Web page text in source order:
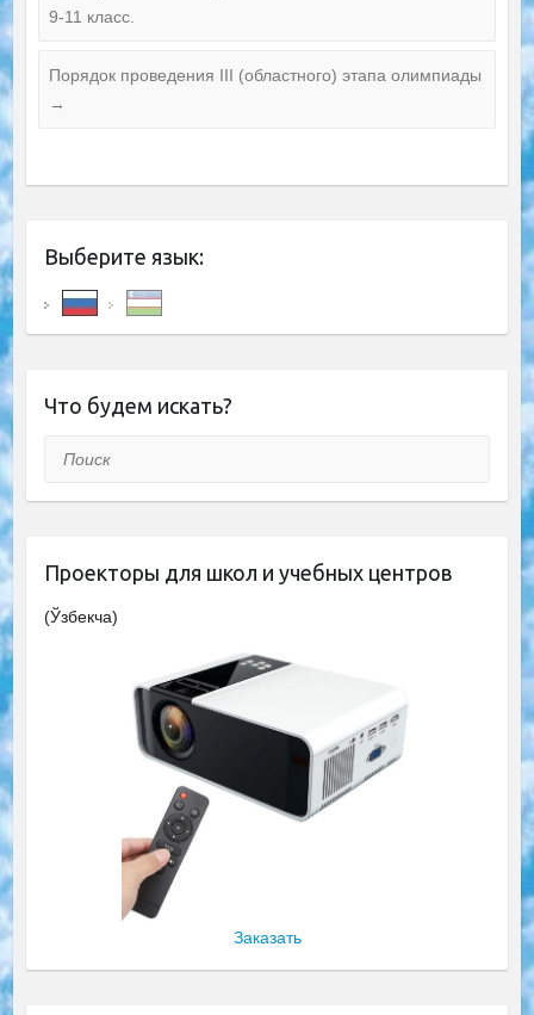
9-11 класс.
Порядок проведения III (областного) этапа олимпиады
→
Выберите язык:
Что будем искать?
Поиск
Проекторы для школ и учебных центров
(Ўзбекча)
Заказать